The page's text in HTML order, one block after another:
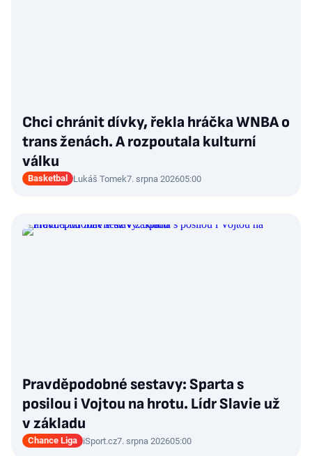
Chci chránit dívky, řekla hráčka WNBA o
trans ženách. A rozpoutala kulturní
válku
Basketbal Lukáš Tomek7. srpna 202605:00
Pravděpodobné sestavy: Sparta s
posilou i Vojtou na hrotu. Lídr Slavie už
v základu
Chance Liga iSport.cz7. srpna 202605:00